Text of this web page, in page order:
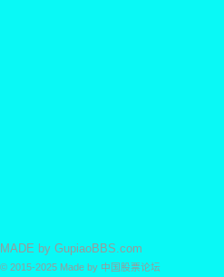
MADE by GupiaoBBS.com
© 2015-2025 Made by 中国股票论坛